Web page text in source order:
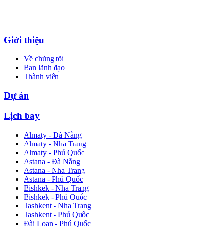
Giới thiệu
Về chúng tôi
Ban lãnh đạo
Thành viên
Dự án
Lịch bay
Almaty - Đà Nẵng
Almaty - Nha Trang
Almaty - Phú Quốc
Astana - Đà Nẵng
Astana - Nha Trang
Astana - Phú Quốc
Bishkek - Nha Trang
Bishkek - Phú Quốc
Tashkent - Nha Trang
Tashkent - Phú Quốc
Đài Loan - Phú Quốc